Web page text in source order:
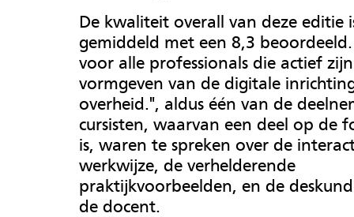
De kwaliteit overall van deze editie
gemiddeld met een 8,3
voor alle professionals die actief
vormgeven van de digitale
overheid.", aldus één van de
cursisten, waarvan een deel op de
is, waren te spreken over de
werkwijze, de verhelderende
praktijkvoorbeelden, en de
de docent.